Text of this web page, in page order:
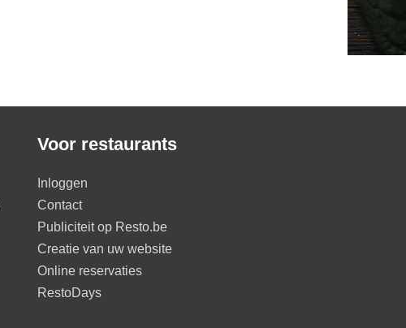
Voor restaurants
Inloggen
Contact
Publiciteit op Resto.be
Creatie van uw website
Online reservaties
RestoDays